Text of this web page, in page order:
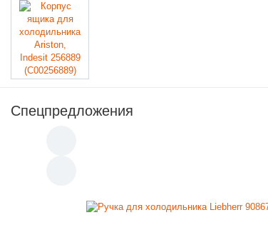
Спецпредложения